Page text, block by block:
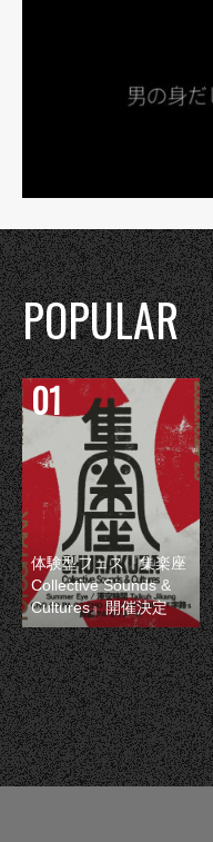
POPULAR
体験型フェス『集楽座
Collective Sounds &
Cultures』開催決定